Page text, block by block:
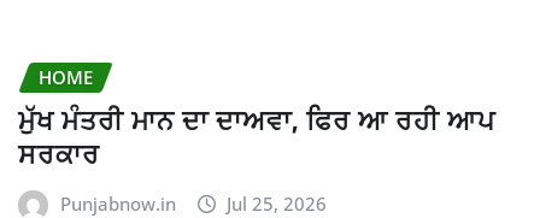
HOME
ਮੁੱਖ ਮੰਤਰੀ ਮਾਨ ਦਾ ਦਾਅਵਾ, ਫਿਰ ਆ ਰਹੀ ਆਪ
ਸਰਕਾਰ
Punjabnow.in Jul 25, 2026